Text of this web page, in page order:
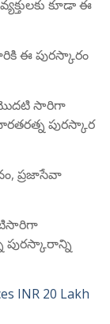
కూడా ఈ
ఈ పురస్కారం
సారిగా
పురస్కార
ప్రజాసేవా
పురస్కారాన్ని
INR 20 Lakh